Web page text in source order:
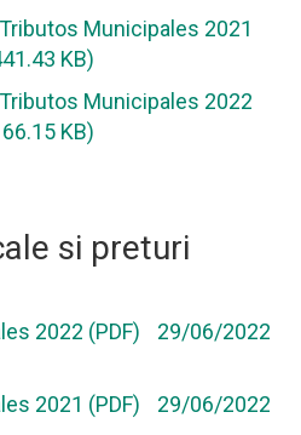
Municipales 2021
KB)
Municipales 2022
KB)
si preturi
2022 (PDF)
29/06/2022
2021 (PDF)
29/06/2022